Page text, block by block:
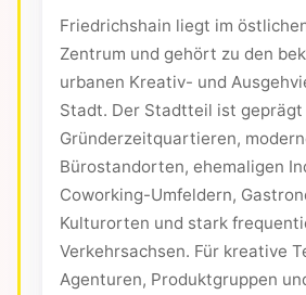
Friedrichshain liegt im
Zentrum und gehört zu den
urbanen Kreativ- und
Stadt. Der Stadtteil ist geprägt
Gründerzeitquartieren,
Bürostandorten, ehemaligen
Coworking-Umfeldern,
Kulturorten und stark
Verkehrsachsen. Für kreative
Agenturen, Produktgruppen